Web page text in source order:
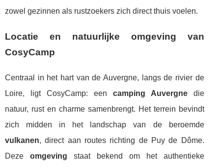
zowel gezinnen als rustzoekers zich direct thuis voelen.
Locatie en natuurlijke omgeving van
CosyCamp
Centraal in het hart van de Auvergne, langs de rivier de
Loire, ligt CosyCamp: een camping Auvergnedie
natuur, rust en charme samenbrengt. Het terrein bevindt
zich midden in het landschap van de beroemde
vulkanen, direct aan routes richting de Puy de Dôme.
Deze omgeving staat bekend om het authentieke